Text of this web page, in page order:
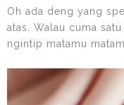
Oh ada deng yang
atas. Walau cuma
ngintip matamu